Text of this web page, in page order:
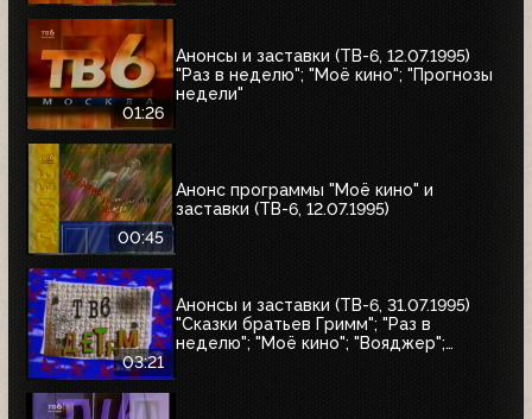
01:26
Анонсы и заставки (ТВ-6, 12.07.1995)
"Раз в неделю"; "Моё кино"; "Прогнозы
недели"
00:45
Анонс программы "Моё кино" и
заставки (ТВ-6, 12.07.1995)
03:21
Анонсы и заставки (ТВ-6, 31.07.1995)
"Сказки братьев Гримм"; "Раз в
неделю"; "Моё кино"; "Вояджер";